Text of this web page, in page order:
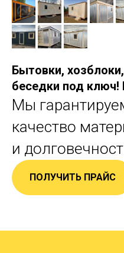
Бытовки,
беседки под ключ!
Мы
качество
и
ПОЛУЧИТЬ ПРАЙС